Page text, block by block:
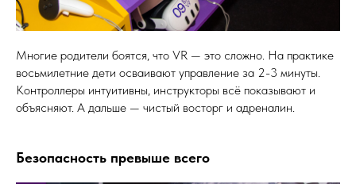
Многие родители боятся, что VR — это сложно. На практике
восьмилетние дети осваивают управление за 2-3 минуты.
Контроллеры интуитивны, инструкторы всё показывают и
объясняют. А дальше — чистый восторг и адреналин.
Безопасность превыше всего